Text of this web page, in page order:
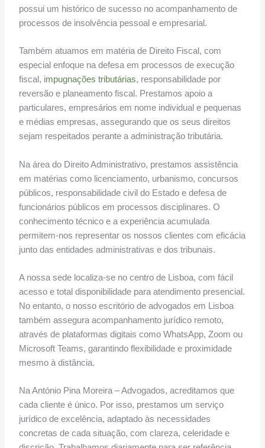
possui um histórico de sucesso no acompanhamento de
processos de insolvência pessoal e empresarial.
Também atuamos em matéria de Direito Fiscal, com
especial enfoque na defesa em processos de execução
fiscal, impugnações tributárias, responsabilidade por
reversão e planeamento fiscal. Prestamos apoio a
particulares, empresários em nome individual e pequenas
e médias empresas, assegurando que os seus direitos
sejam respeitados perante a administração tributária.
Na área do Direito Administrativo, prestamos assistência
em matérias como licenciamento, urbanismo, concursos
públicos, responsabilidade civil do Estado e defesa de
funcionários públicos em processos disciplinares. O
conhecimento técnico e a experiência acumulada
permitem-nos representar os nossos clientes com eficácia
junto das entidades administrativas e dos tribunais.
A nossa sede localiza-se no centro de Lisboa, com fácil
acesso e total disponibilidade para atendimento presencial.
No entanto, o nosso escritório de advogados em Lisboa
também assegura acompanhamento jurídico remoto,
através de plataformas digitais como WhatsApp, Zoom ou
Microsoft Teams, garantindo flexibilidade e proximidade
mesmo à distância.
Na António Pina Moreira – Advogados, acreditamos que
cada cliente é único. Por isso, prestamos um serviço
jurídico de excelência, adaptado às necessidades
concretas de cada situação, com clareza, celeridade e